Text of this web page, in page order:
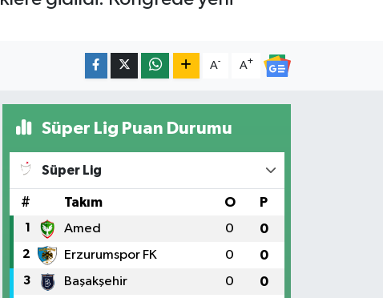
A- A+
Süper Lig Puan Durumu
Süper Lig
# Takım O P
1 Amed 0 0
2 Erzurumspor FK 0 0
3 Başakşehir 0 0